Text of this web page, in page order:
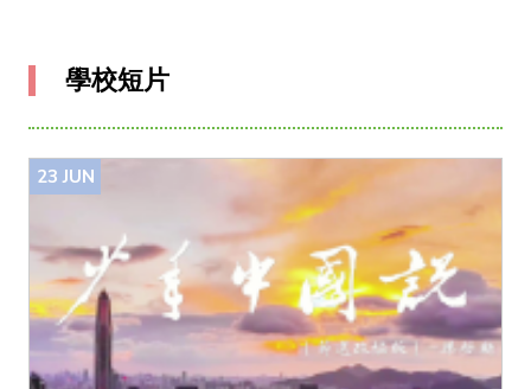
學校短片
23 JUN